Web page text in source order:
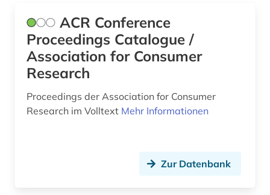
datenmanagement (1)
datensammlung (7)
datensicherung (1)
ACR Conference
Proceedings Catalogue /
Association for Consumer
Research
Proceedings der Association for Consumer
Research im Volltext Mehr Informationen
Zur Datenbank